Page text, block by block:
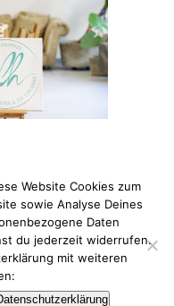
Du hast Fragen
meine
Website Cookies zum
sowie Analyse Deines
Daten
du jederzeit widerrufen.
mit weiteren